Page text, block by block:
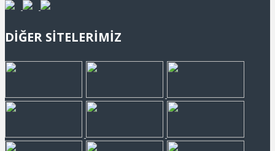
DİĞER SİTELERİMİZ